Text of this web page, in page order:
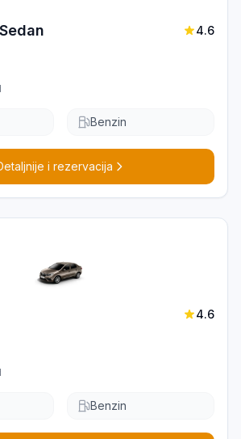
4.6
Benzin
i rezervacija
4.6
Benzin